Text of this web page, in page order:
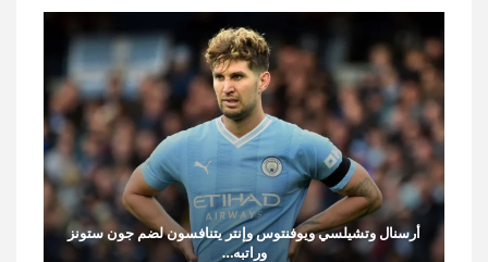
أرسنال وتشيلسي ويوفنتوس وإنتر يتنافسون لضم جون ستونز
وراتبه…